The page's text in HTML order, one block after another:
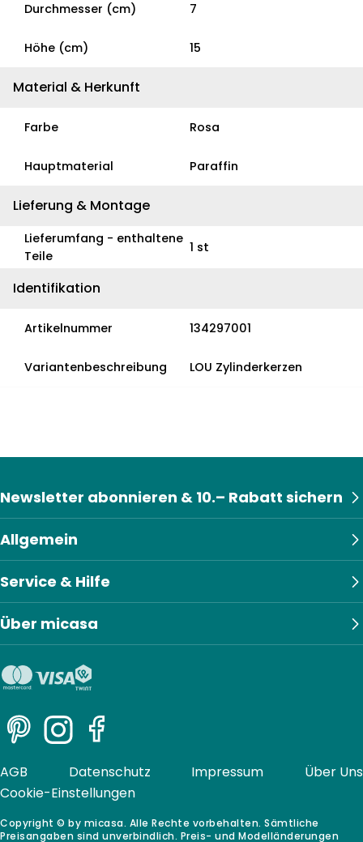
Durchmesser (cm) 7
Höhe (cm) 15
Material & Herkunft
Farbe Rosa
Hauptmaterial Paraffin
Lieferung & Montage
Lieferumfang - enthaltene
Teile
1 st
Identifikation
Artikelnummer 134297001
Variantenbeschreibung LOU Zylinderkerzen
Allgemein
Service & Hilfe
Über micasa
Newsletter abonnieren & 10.– Rabatt sichern
PinterestInstagramFacebook
Copyright © by micasa. Alle Rechte vorbehalten. Sämtliche
Preisangaben sind unverbindlich. Preis- und Modelländerungen
AGB Datenschutz Impressum
Über Uns
Cookie-Einstellungen